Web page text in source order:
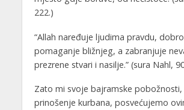
222.)
“Allah naređuje ljudima pravdu,
pomaganje bližnjeg, a zabranjuje
prezrene stvari i nasilje.” (sura Nahl,
Zato mi svoje bajramske
prinošenje kurbana, posvećujemo